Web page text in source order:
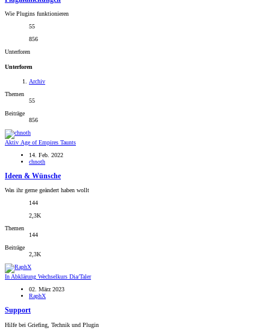
Wie Plugins funktionieren
55
856
Unterforen
Unterforen
Archiv
Themen
55
Beiträge
856
Aktiv Age of Empires Taunts
14. Feb. 2022
chnoth
Ideen & Wünsche
Was ihr gerne geändert haben wollt
144
2,3K
Themen
144
Beiträge
2,3K
In Abklärung Wechselkurs Dia/Taler
02. März 2023
RaphX
Support
Hilfe bei Griefing, Technik und Plugin